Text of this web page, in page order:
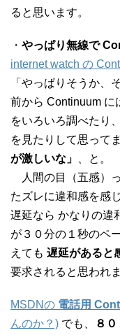
ると思います。
・ やっぱり無線で
internet watch の
「やっぱりそうか
前から Continuum に
をいろいろ調べたり
を見たりして思って
が激しいな」
、と。
人間の目（五感）
たズレに違和感を感
遅延なら かなりの
が３０分の１秒のペ
えても 遅延があると
要求されると思われま
MSDNの 電話用
んのか？) でも、
８